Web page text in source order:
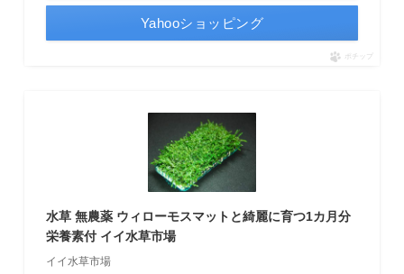
Yahooショッピング
ポチップ
水草 無農薬 ウィローモスマットと綺麗に育つ1カ月分
栄養素付 イイ水草市場
イイ水草市場